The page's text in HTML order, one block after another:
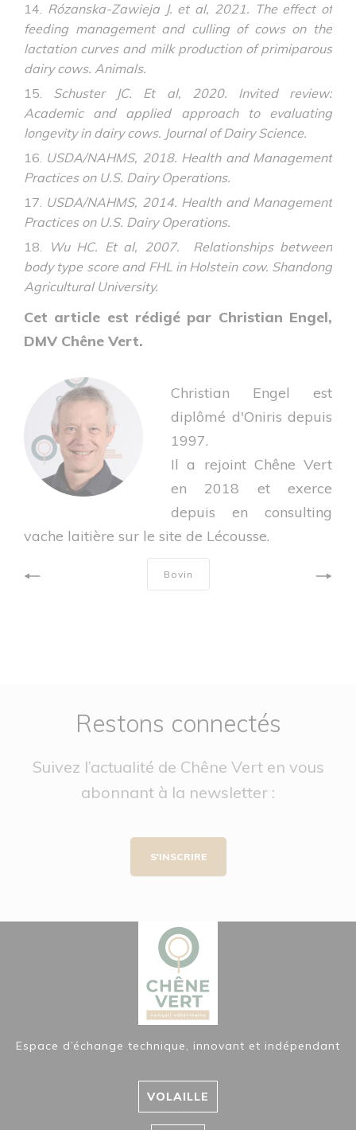
Rózanska-Zawieja J. et al, 2021. The effect of
feeding management and culling of cows on the
lactation curves and milk production of primiparous
dairy cows. Animals.
Schuster JC. Et al, 2020. Invited review:
Academic and applied approach to evaluating
longevity in dairy cows. Journal of Dairy Science.
USDA/NAHMS, 2018. Health and Management
Practices on U.S. Dairy Operations.
USDA/NAHMS, 2014. Health and Management
Practices on U.S. Dairy Operations.
Wu HC. Et al, 2007. Relationships between
body type score and FHL in Holstein cow. Shandong
Agricultural University.
Cet article est rédigé par Christian Engel,
DMV Chêne Vert.
Christian Engel est
diplômé d'Oniris depuis
1997.
Il a rejoint Chêne Vert
en 2018 et exerce
depuis en consulting
vache laitière sur le site de Lécousse.
Bovin
Restons connectés
Suivez l’actualité de Chêne Vert en vous
abonnant à la newsletter :
S'INSCRIRE
Espace d’échange technique, innovant et indépendant
VOLAILLE